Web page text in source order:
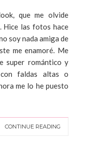
que me olvide
Hice las fotos hace
soy nada amiga de
me enamoré. Me
super romántico y
faldas altas o
me lo he puesto
CONTINUE READING